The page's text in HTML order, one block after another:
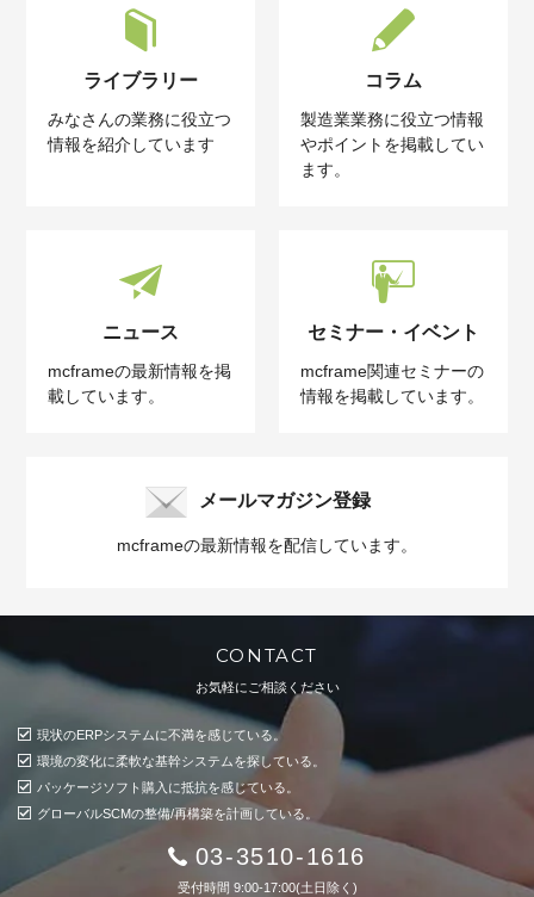
ライブラリー
みなさんの業務に役立つ
情報を紹介しています
コラム
製造業業務に役立つ情報
やポイントを掲載してい
ます。
ニュース
mcframeの最新情報を掲
載しています。
セミナー・イベント
mcframe関連セミナーの
情報を掲載しています。
メールマガジン登録
mcframeの最新情報を配信しています。
CONTACT
お気軽にご相談ください
現状のERPシステムに不満を感じている。
環境の変化に柔軟な基幹システムを探している。
パッケージソフト購入に抵抗を感じている。
グローバルSCMの整備/再構築を計画している。
03-3510-1616
受付時間 9:00-17:00(土日除く)